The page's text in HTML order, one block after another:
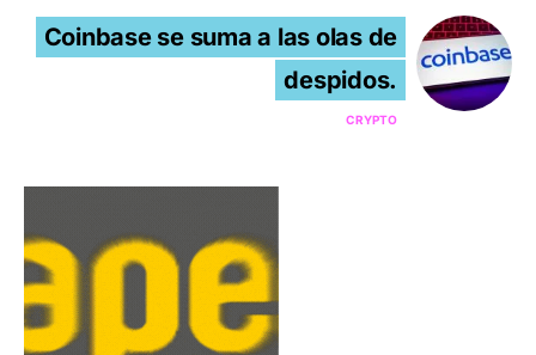
Coinbase se suma a las olas de
despidos.
CRYPTO